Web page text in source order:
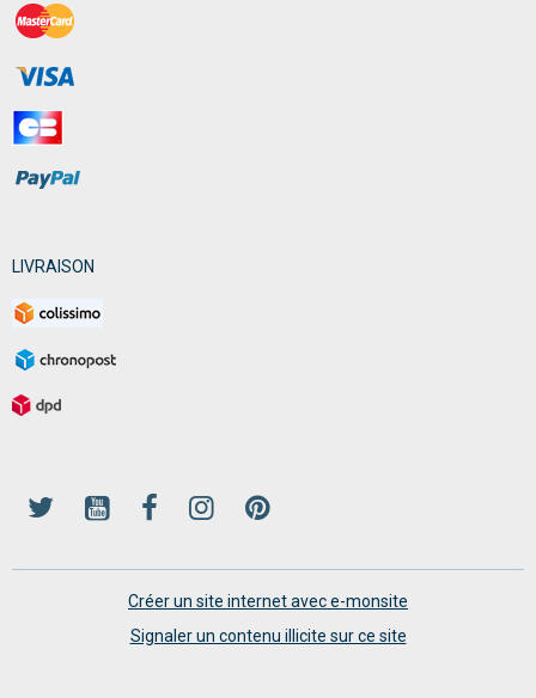
LIVRAISON
Créer un site internet avec e-monsite
Signaler un contenu illicite sur ce site